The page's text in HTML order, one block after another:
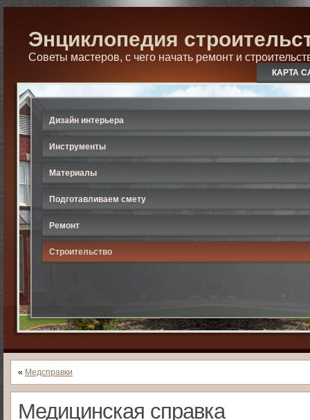
Энциклопедия
Советы мастеров, с чего начать ремонт и
КАРТА
Дизайн интерьера
Инструменты
Материалы
Подготавливаем смету
Ремонт
Строительство
« Медсправки
Медицинская справка